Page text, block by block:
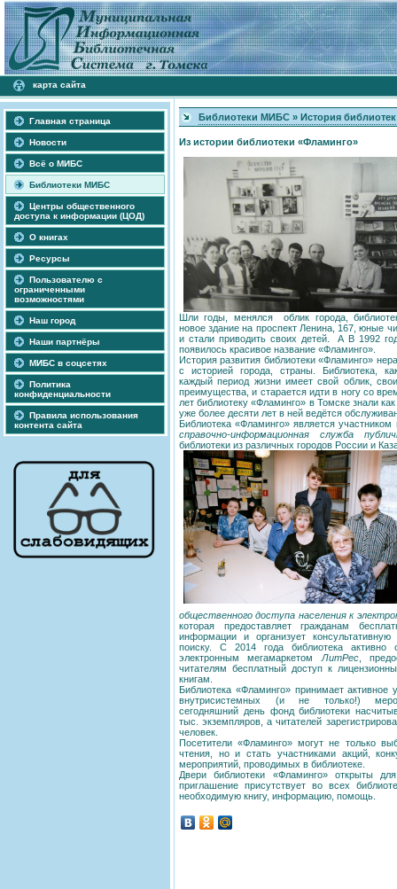
карта сайта
Главная страница
Новости
Всё о МИБС
Библиотеки МИБС
Центры общественного
доступа к информации (ЦОД)
О книгах
Ресурсы
Пользователю с
ограниченными
возможностями
Наш город
Наши партнёры
МИБС в соцсетях
Политика
конфиденциальности
Правила использования
контента сайта
Библиотеки МИБС » История библиотек
Из истории библиотеки «Фламинго»
Шли годы, менялся облик города,
новое здание на проспект Ленина, 167, юные
и стали приводить своих детей. А В 1992
появилось красивое название «Фламинго».
История развития библиотеки «Фламинго»
с историей города, страны. Библиотека,
каждый период жизни имеет свой облик,
преимущества, и старается идти в ногу со
лет библиотеку «Фламинго» в Томске знали
уже более десяти лет в ней ведётся
Библиотека «Фламинго» является
справочно-информационная служба
библиотеки из различных городов России и
общественного доступа населения к
которая предоставляет гражданам
информации и организует
поиску. С 2014 года библиотека активно
электронным мегамаркетом ЛитРес ,
читателям бесплатный доступ к
книгам.
Библиотека «Фламинго» принимает активное
внутрисистемных (и не только!)
сегодняшний день фонд библиотеки
тыс. экземпляров, а читателей
человек.
Посетители «Фламинго» могут не только
чтения, но и стать участниками акций,
мероприятий, проводимых в библиотеке.
Двери библиотеки «Фламинго» открыты
приглашение присутствует во всех
необходимую книгу, информацию, помощь.